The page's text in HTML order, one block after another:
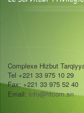
Complexe Hizbut
Tel +221 33 975 10 29
Fax: +221 33 975 52 40
Email: info@htcom.sn